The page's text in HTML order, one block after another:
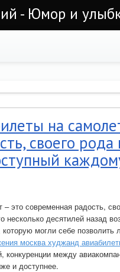
- Юмор и
на
своего рода
это современная радость,
несколько десятилей назад
могли себе позволить
москва худжанд
конкуренции между
и доступнее.